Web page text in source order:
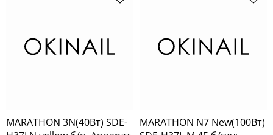
MARATHON 3N(40Вт) SDE-
MARATHON N7 New(100Вт)